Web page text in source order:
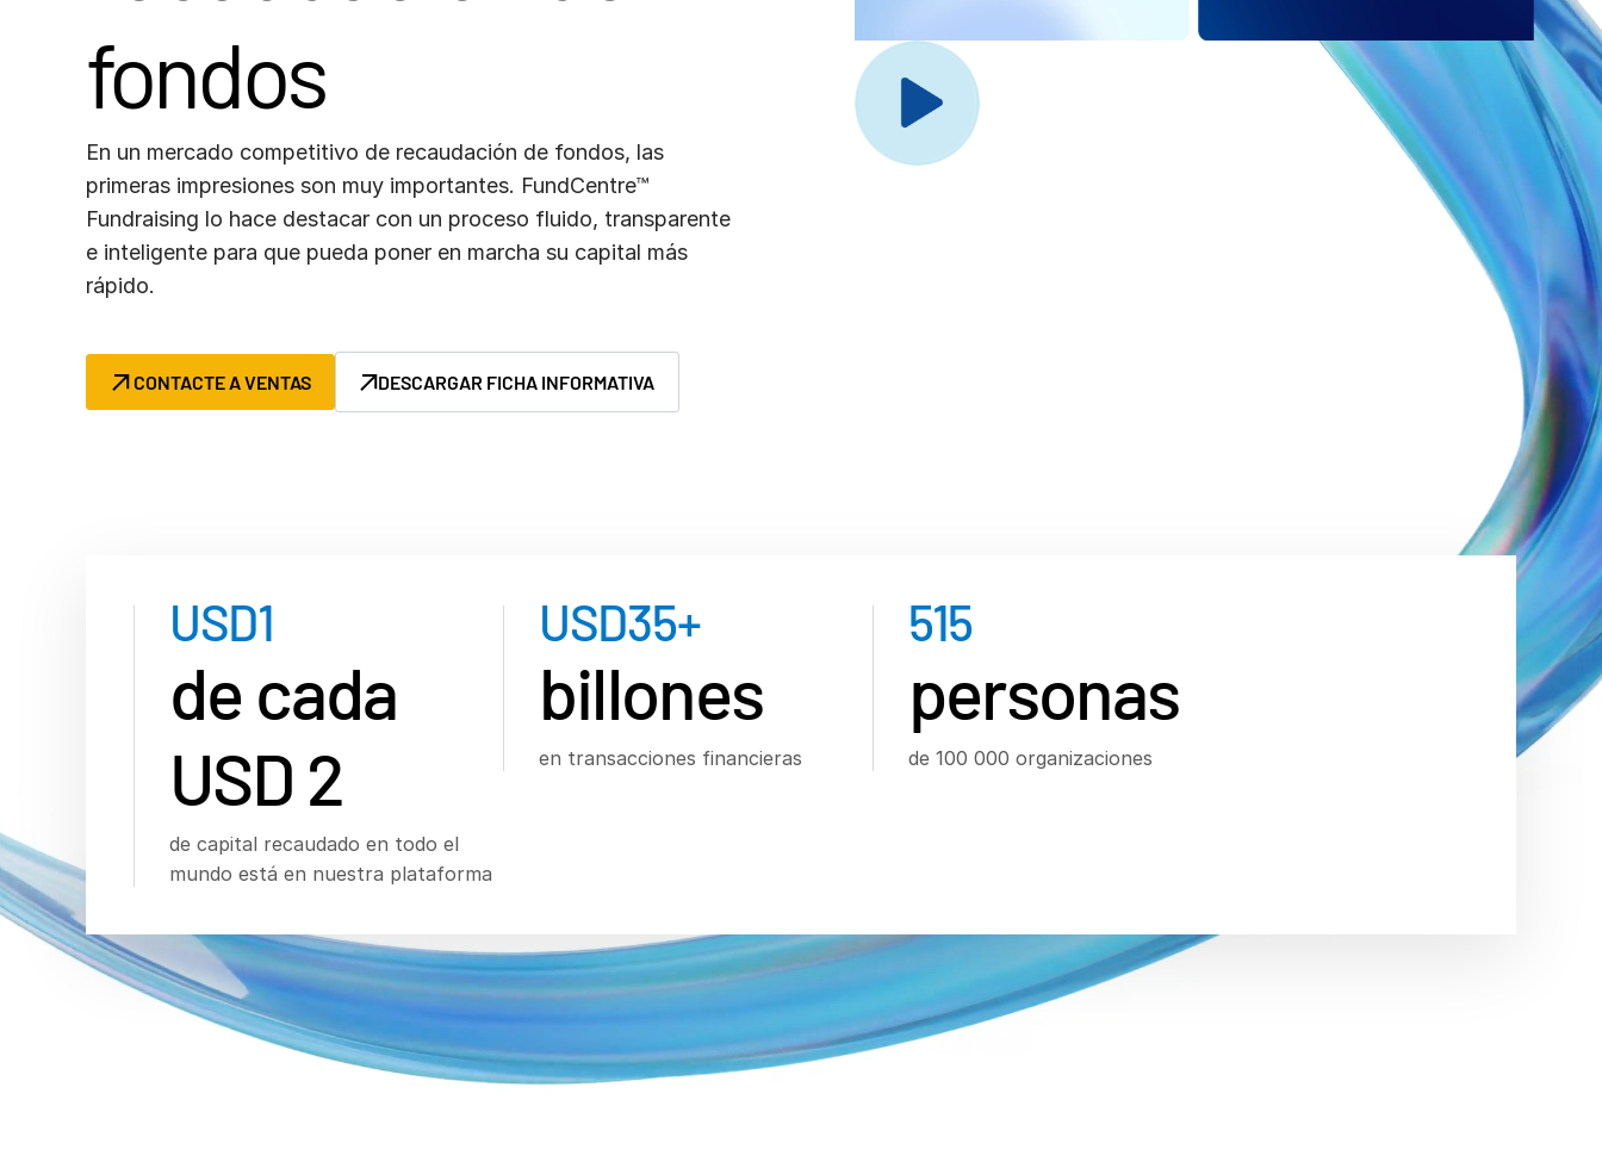
VDRPRO
PRODUCTOS
ADICIONALES
fondos
En un mercado competitivo de recaudación de fondos, las
primeras impresiones son muy importantes. FundCentre™
Fundraising lo hace destacar con un proceso fluido, transparente
e inteligente para que pueda poner en marcha su capital más
rápido.
CONTACTE A VENTAS DESCARGAR FICHA INFORMATIVA
USD1
de cada
USD 2
de capital recaudado en todo el
mundo está en nuestra plataforma
USD35+
billones
en transacciones financieras
515
personas
de 100 000 organizaciones